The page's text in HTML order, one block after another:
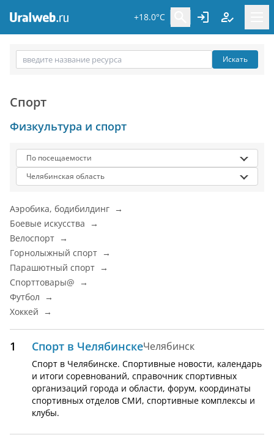
+18.0°C
Искать
Спорт
Физкультура и спорт
По посещаемости
Челябинская область
Аэробика, бодибилдинг →
Боевые искусства →
Велоспорт →
Горнолыжный спорт →
Парашютный спорт →
Спорттовары@ →
Футбол →
Хоккей →
1 Спорт в ЧелябинскеЧелябинск
Спорт в Челябинске. Спортивные новости, календарь
и итоги соревнований, справочник спортивных
организаций города и области, форум, координаты
спортивных отделов СМИ, спортивные комплексы и
клубы.